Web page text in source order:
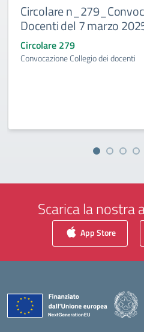
Circolare
Docenti del 7 marzo
Circolare 279
Convocazione Collegio dei docenti
Scarica la nostra
App Store